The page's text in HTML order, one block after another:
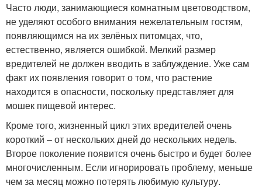
Часто люди, занимающиеся комнатным цветоводством,
не уделяют особого внимания нежелательным гостям,
появляющимся на их зелёных питомцах, что,
естественно, является ошибкой. Мелкий размер
вредителей не должен вводить в заблуждение. Уже сам
факт их появления говорит о том, что растение
находится в опасности, поскольку представляет для
мошек пищевой интерес.
Кроме того, жизненный цикл этих вредителей очень
короткий – от нескольких дней до нескольких недель.
Второе поколение появится очень быстро и будет более
многочисленным. Если игнорировать проблему, меньше
чем за месяц можно потерять любимую культуру.